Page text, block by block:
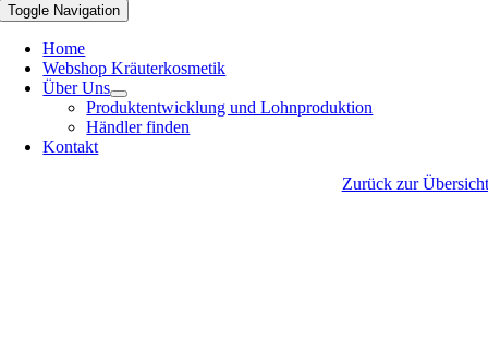
Toggle Navigation
Home
Webshop Kräuterkosmetik
Über Uns
Produktentwicklung und Lohnproduktion
Händler finden
Kontakt
Zurück zur Übersicht